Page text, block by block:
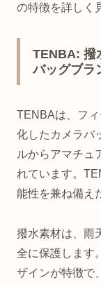
の特徴を詳しく
TENBA: 撥
バッグブラ
TENBAは、フ
化したカメラバ
ルからアマチュ
れています。
能性を兼ね備え
撥水素材は、雨
全に保護します
ザインが特徴で